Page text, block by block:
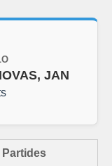
JAN
Partides